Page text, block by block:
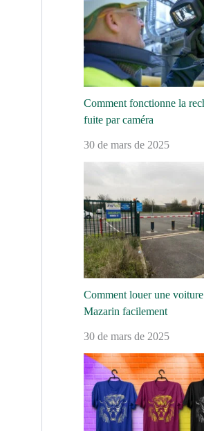
Comment fonctionne la
fuite par caméra
30 de mars de 2025
Comment louer une
Mazarin facilement
30 de mars de 2025